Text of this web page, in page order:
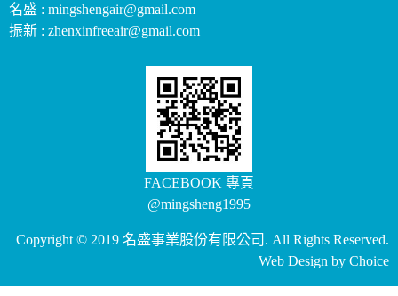
名盛 : mingshengair@gmail.com
振新 : zhenxinfreeair@gmail.com
FACEBOOK 專頁
@mingsheng1995
Copyright © 2019 名盛事業股份有限公司. All Rights Reserved.
Web Design by Choice